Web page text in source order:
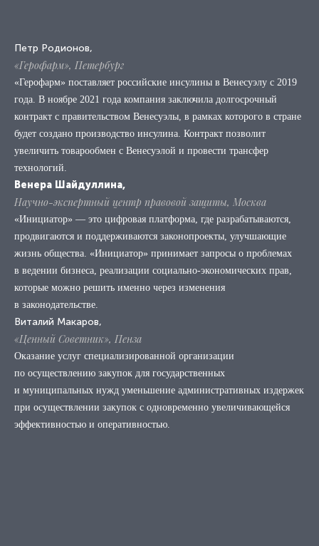
Петр Родионов,
«Герофарм», Петербург
«Герофарм» поставляет российские инсулины в Венесуэлу с 2019
года. В ноябре 2021 года компания заключила долгосрочный
контракт с правительством Венесуэлы, в рамках которого в стране
будет создано производство инсулина. Контракт позволит
увеличить товарообмен с Венесуэлой и провести трансфер
технологий.
Венера Шайдуллина,
Научно-экспертный центр правовой защиты, Москва
«Инициатор» — это цифровая платформа, где разрабатываются,
продвигаются и поддерживаются законопроекты, улучшающие
жизнь общества. «Инициатор» принимает запросы о проблемах
в ведении бизнеса, реализации социально-экономических прав,
которые можно решить именно через изменения
в законодательстве.
Виталий Макаров,
«Ценный Советник», Пенза
Оказание услуг специализированной организации
по осуществлению закупок для государственных
и муниципальных нужд уменьшение административных издержек
при осуществлении закупок с одновременно увеличивающейся
эффективностью и оперативностью.